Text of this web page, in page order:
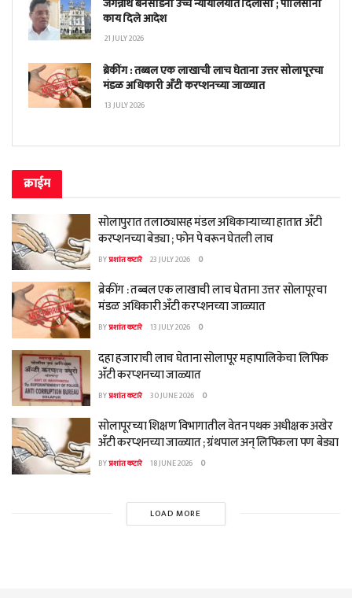
काय दिले आदेश
21 JULY 2026
ब्रेकींग : तब्बल एक लाखाची लाच घेताना उत्तर सोलापूरचा
मंडळ अधिकारी अँटी करप्शनच्या जाळ्यात
13 JULY 2026
क्राईम
सोलापुरात तलाठ्यासह मंडल अधिकाऱ्याच्या हातात अँटी
करप्शनच्या बेड्या ; फोन पे वरून घेतली लाच
BYप्रशांत कटारे 23 JULY 2026 0
ब्रेकींग : तब्बल एक लाखाची लाच घेताना उत्तर सोलापूरचा
मंडळ अधिकारी अँटी करप्शनच्या जाळ्यात
BYप्रशांत कटारे 13 JULY 2026 0
दहा हजाराची लाच घेताना सोलापूर महापालिकेचा लिपिक
अँटी करप्शनच्या जाळ्यात
BYप्रशांत कटारे 30 JUNE 2026 0
सोलापूरच्या शिक्षण विभागातील वेतन पथक अधीक्षक अखेर
अँटी करप्शनच्या जाळ्यात ; ग्रंथपाल अन् लिपिकला पण बेड्या
BYप्रशांत कटारे 18 JUNE 2026 0
LOAD MORE